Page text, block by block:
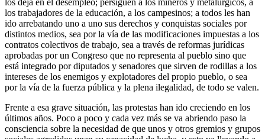
los trabajadores de la educación, a los campesinos; a todos les han
ido arrebatando uno a uno sus derechos y conquistas sociales por
distintos medios, sea por la vía de las modificaciones impuestas a los
contratos colectivos de trabajo, sea a través de reformas jurídicas
aprobadas por un Congreso que no representa al pueblo sino que
está integrado por diputados y senadores que sirven de rodillas a los
intereses de los enemigos y explotadores del propio pueblo, o sea
por la vía de la fuerza pública y la plena ilegalidad, de todo se valen.
Frente a esa grave situación, las protestas han ido creciendo en los
últimos años. Poco a poco y cada vez más se va abriendo paso la
consciencia sobre la necesidad de que unos y otros gremios y grupos